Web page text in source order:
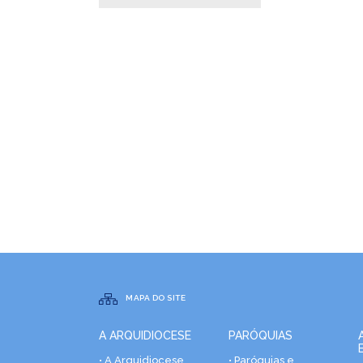
MAPA DO SITE
A ARQUIDIOCESE
• A Arquidiocese
PARÓQUIAS
• Paróquias e